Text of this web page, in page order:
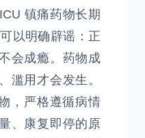
镇痛药物长期
以明确辟谣：正
会成瘾。药物成
滥用才会发生。
，严格遵循病情
、康复即停的原